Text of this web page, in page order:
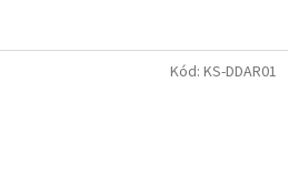
Kód: KS-DDAR01